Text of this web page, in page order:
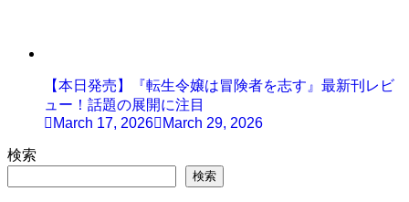
【本日発売】『転生令嬢は冒険者を志す』最新刊レビ
ュー！話題の展開に注目
March 17, 2026
March 29, 2026
検索
検索